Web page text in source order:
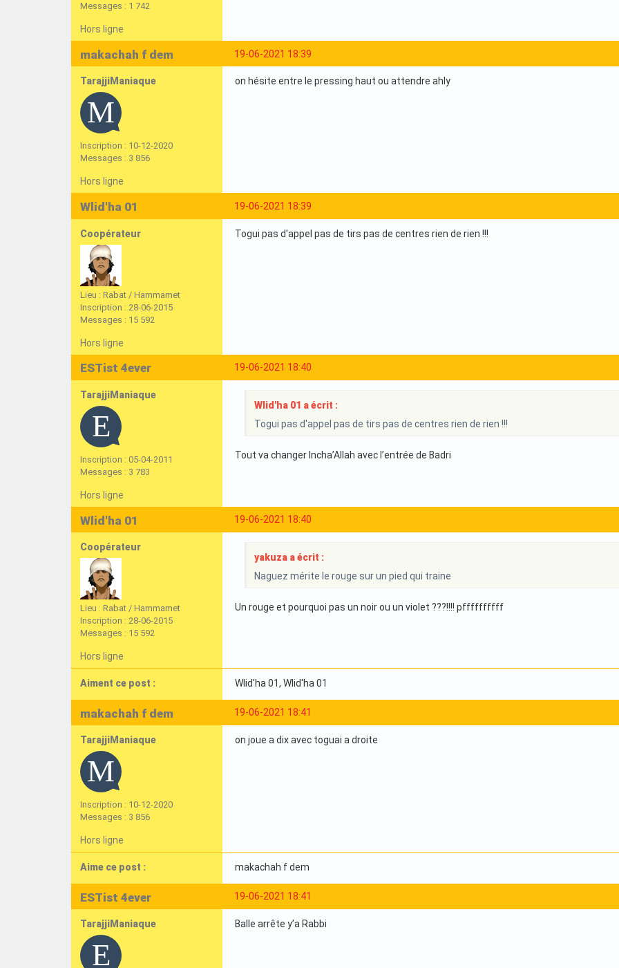
Messages : 1 742
Hors ligne
19-06-2021 18:39
makachah f dem
TarajjiManiaque
Inscription : 10-12-2020
Messages : 3 856
on hésite entre le pressing haut ou attendre ahly
Hors ligne
19-06-2021 18:39
Wlid'ha 01
Coopérateur
Lieu : Rabat / Hammamet
Inscription : 28-06-2015
Messages : 15 592
Togui pas d'appel pas de tirs pas de centres rien de rien !!!
Hors ligne
19-06-2021 18:40
ESTist 4ever
TarajjiManiaque
Inscription : 05-04-2011
Messages : 3 783
Wlid'ha 01 a écrit :
Togui pas d'appel pas de tirs pas de centres rien de rien !!!
Tout va changer Incha’Allah avec l’entrée de Badri
Hors ligne
19-06-2021 18:40
Wlid'ha 01
Coopérateur
Lieu : Rabat / Hammamet
Inscription : 28-06-2015
Messages : 15 592
yakuza a écrit :
Naguez mérite le rouge sur un pied qui traine
Un rouge et pourquoi pas un noir ou un violet ???!!!! pffffffffff
Hors ligne
Aiment ce post : Wlid'ha 01, Wlid'ha 01
19-06-2021 18:41
makachah f dem
TarajjiManiaque
Inscription : 10-12-2020
Messages : 3 856
on joue a dix avec toguai a droite
Hors ligne
Aime ce post : makachah f dem
19-06-2021 18:41
ESTist 4ever
TarajjiManiaque Balle arrête y’a Rabbi